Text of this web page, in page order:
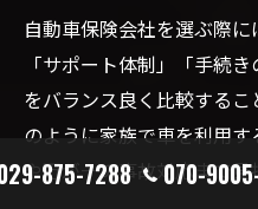
自動車保険会社を選ぶ際
「サポート体制」「手続
をバランス良く比較するこ
のように家族で車を利用
や万が一の事故対応まで見
875-7288 070-